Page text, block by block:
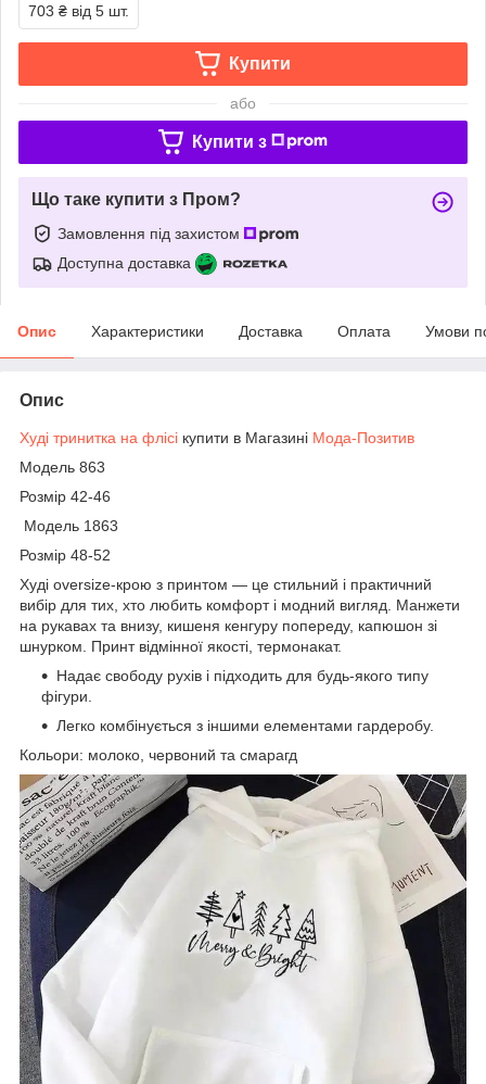
703 ₴ від 5 шт.
Купити
або
Купити з
Що таке купити з Пром?
Замовлення під захистом
Доступна доставка
Опис Характеристики Доставка Оплата Умови
Опис
Худі тринитка на флісі купити в Магазині Мода-Позитив
Модель 863
Розмір 42-46
Модель 1863
Розмір 48-52
Худі oversize-крою з принтом — це стильний і практичний
вибір для тих, хто любить комфорт і модний вигляд. Манжети
на рукавах та внизу, кишеня кенгуру попереду, капюшон зі
шнурком. Принт відмінної якості, термонакат.
Надає свободу рухів і підходить для будь-якого типу
фігури.
Легко комбінується з іншими елементами гардеробу.
Кольори: молоко, червоний та смарагд